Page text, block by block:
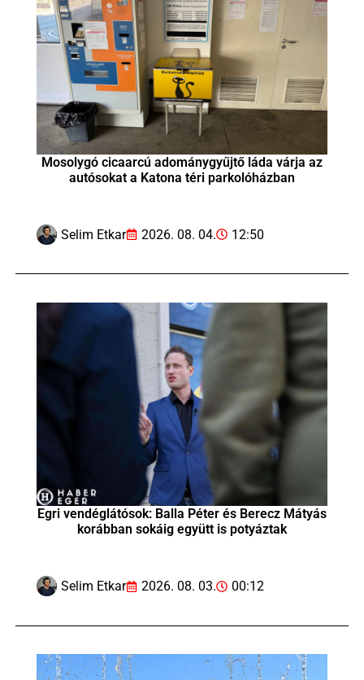
Mosolygó cicaarcú adománygyűjtő láda várja az
autósokat a Katona téri parkolóházban
Selim Etkar 2026. 08. 04. 12:50
Egri vendéglátósok: Balla Péter és Berecz Mátyás
korábban sokáig együtt is potyáztak
Selim Etkar 2026. 08. 03. 00:12